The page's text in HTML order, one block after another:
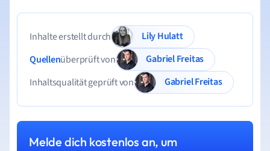
Inhalte erstellt durch
Lily Hulatt
Quellenüberprüft von
Gabriel Freitas
Inhaltsqualität geprüft von
Gabriel Freitas
Melde dich kostenlos an, um